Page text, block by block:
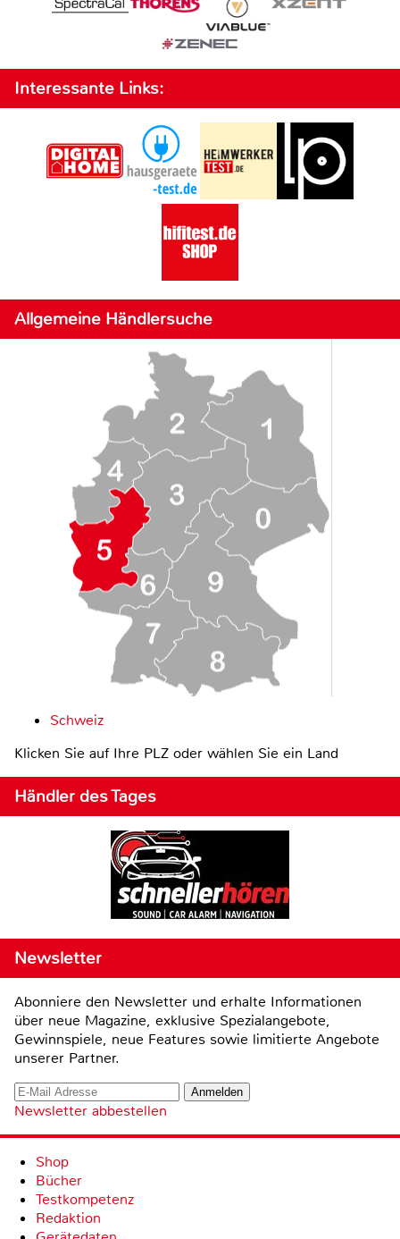
Interessante Links:
Allgemeine Händlersuche
Schweiz
Klicken Sie auf Ihre PLZ oder wählen Sie ein Land
Händler des Tages
Newsletter
Abonniere den Newsletter und erhalte Informationen
über neue Magazine, exklusive Spezialangebote,
Gewinnspiele, neue Features sowie limitierte Angebote
unserer Partner.
Newsletter abbestellen
Shop
Bücher
Testkompetenz
Redaktion